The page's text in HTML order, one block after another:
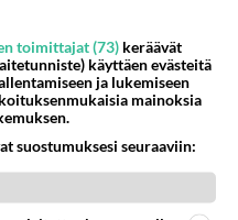
Ylellä leviää video jossa poliisi pysäyttää rajusti kiilamalla mopo pojan. Toivottavasti poliisi ottaa tuosta mallia myö
172
929
toimittajat (73) keräävät
käyttäen evästeitä
ja lukemiseen
mainoksia
suostumuksesi seuraaviin: